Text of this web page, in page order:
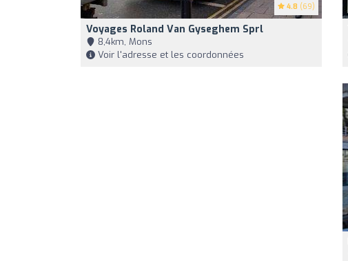
4.8 (69)
Voyages Roland Van Gyseghem Sprl
8,4km, Mons
Voir l'adresse et les coordonnées